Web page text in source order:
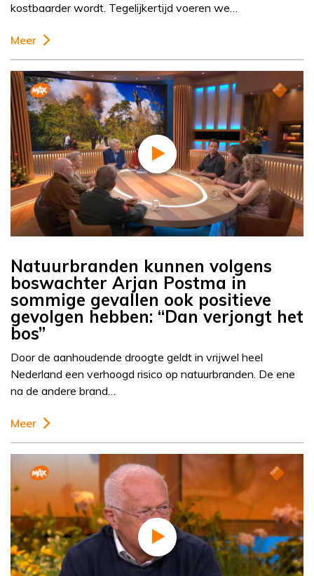
kostbaarder wordt. Tegelijkertijd voeren we…
Meer
Natuurbranden kunnen volgens
boswachter Arjan Postma in
sommige gevallen ook positieve
gevolgen hebben: “Dan verjongt het
bos”
Door de aanhoudende droogte geldt in vrijwel heel
Nederland een verhoogd risico op natuurbranden. De ene
na de andere brand…
Meer